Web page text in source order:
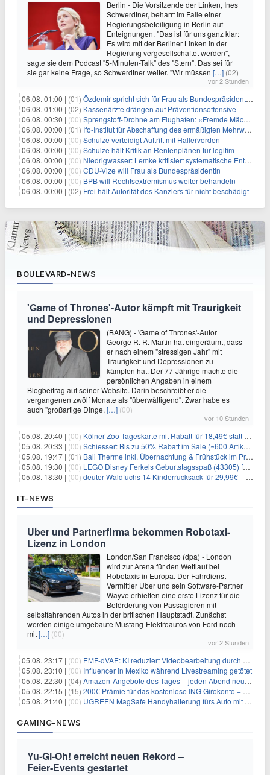
Berlin - Die Vorsitzende der Linken, Ines
Schwerdtner, beharrt im Falle einer
Regierungsbeteiligung in Berlin auf
Enteignungen. "Das ist für uns ganz klar:
Es wird mit der Berliner Linken in der
Regierung vergesellschaftet werden",
sagte sie dem Podcast "5-Minuten-Talk" des "Stern". Das sei für
sie gar keine Frage, so Schwerdtner weiter. "Wir müssen […] (02)
vor 2 Stunden
06.08. 01:00 | (01) Özdemir spricht sich für Frau als Bundespräsidentin aus
06.08. 01:00 | (02) Kassenärzte drängen auf Präventionsoffensive
06.08. 00:30 | (00) Sprengstoff-Drohne am Flughafen: «Fremde Mächte» am Werk?
06.08. 00:00 | (01) Ifo-Institut für Abschaffung des ermäßigten Mehrwertsteuersatzes
06.08. 00:00 | (00) Schulze verteidigt Auftritt mit Hallervorden
06.08. 00:00 | (00) Schulze hält Kritik an Rentenplänen für legitim
06.08. 00:00 | (00) Niedrigwasser: Lemke kritisiert systematische Entwässerung
06.08. 00:00 | (00) CDU-Vize will Frau als Bundespräsidentin
06.08. 00:00 | (00) BPB will Rechtsextremismus weiter behandeln
06.08. 00:00 | (02) Frei hält Autorität des Kanzlers für nicht beschädigt
BOULEVARD-NEWS
'Game of Thrones'-Autor kämpft mit Traurigkeit
und Depressionen
(BANG) - 'Game of Thrones'-Autor
George R. R. Martin hat eingeräumt, dass
er nach einem "stressigen Jahr" mit
Traurigkeit und Depressionen zu
kämpfen hat. Der 77-Jährige machte die
persönlichen Angaben in einem
Blogbeitrag auf seiner Website. Darin beschreibt er die
vergangenen zwölf Monate als "überwältigend". Zwar habe es
auch "großartige Dinge, […] (00)
vor 10 Stunden
05.08. 20:40 | (00) Kölner Zoo Tageskarte mit Rabatt für 18,49€ statt 29,50€ – einlösbar bis Dezember
05.08. 20:33 | (00) Schiesser: Bis zu 50% Rabatt im Sale (~600 Artikel zur Auswahl)
05.08. 19:47 | (01) Bali Therme inkl. Übernachtung & Frühstück im Premium Hotel (Bad Oeynhausen) ab 89€ p.P.
05.08. 19:30 | (00) LEGO Disney Ferkels Geburtstagsspaß (43305) für 29,10€
05.08. 18:30 | (00) deuter Waldfuchs 14 Kinderrucksack für 29,99€ – Amber-maple
IT-NEWS
Uber und Partnerfirma bekommen Robotaxi-
Lizenz in London
London/San Francisco (dpa) - London
wird zur Arena für den Wettlauf bei
Robotaxis in Europa. Der Fahrdienst-
Vermittler Uber und sein Software-Partner
Wayve erhielten eine erste Lizenz für die
Beförderung von Passagieren mit
selbstfahrenden Autos in der britischen Hauptstadt. Zunächst
werden einige umgebaute Mustang-Elektroautos von Ford noch
mit[…] (00)
vor 2 Stunden
05.08. 23:17 | (00) EMF-dVAE: KI reduziert Videobearbeitung durch audio-gesteuerte Bildauswahl um 65%
05.08. 23:10 | (00) Influencer in Mexiko während Livestreaming getötet
05.08. 22:30 | (04) Amazon-Angebote des Tages – jeden Abend neue Deals zum Stöbern
05.08. 22:15 | (15) 200€ Prämie für das kostenlose ING Girokonto + gratis Visa + 3,75% Zinsen
05.08. 21:40 | (00) UGREEN MagSafe Handyhalterung fürs Auto mit 20 N52-Magneten für 7,96€
GAMING-NEWS
Yu‑Gi‑Oh! erreicht neuen Rekord –
Feier‑Events gestartet